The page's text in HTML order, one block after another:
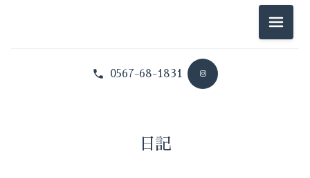
0567-68-1831
山敏のこと
メニュ
日記